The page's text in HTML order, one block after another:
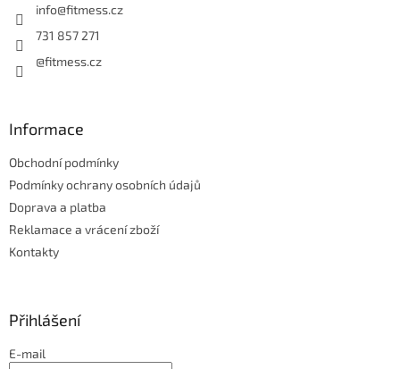
info@fitmess.cz
731 857 271
@fitmess.cz
Informace
Obchodní podmínky
Podmínky ochrany osobních údajů
Doprava a platba
Reklamace a vrácení zboží
Kontakty
Přihlášení
E-mail